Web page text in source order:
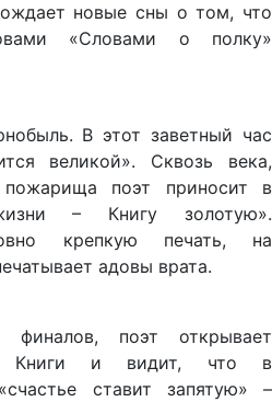
новые сны о том, что
«Словами о полку»
В этот заветный час
великой». Сквозь века,
поэт приносит в
– Книгу золотую».
крепкую печать, на
адовы врата.
финалов, поэт открывает
Книги и видит, что в
ставит запятую» –